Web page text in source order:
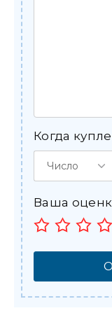
Ваша
Когда
Число